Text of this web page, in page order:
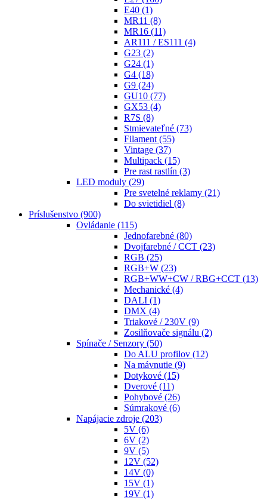
E40 (1)
MR11 (8)
MR16 (11)
AR111 / ES111 (4)
G23 (2)
G24 (1)
G4 (18)
G9 (24)
GU10 (77)
GX53 (4)
R7S (8)
Stmievateľné (73)
Filament (55)
Vintage (37)
Multipack (15)
Pre rast rastlín (3)
LED moduly (29)
Pre svetelné reklamy (21)
Do svietidiel (8)
Príslušenstvo (900)
Ovládanie (115)
Jednofarebné (80)
Dvojfarebné / CCT (23)
RGB (25)
RGB+W (23)
RGB+WW+CW / RBG+CCT (13)
Mechanické (4)
DALI (1)
DMX (4)
Triakové / 230V (9)
Zosilňovače signálu (2)
Spínače / Senzory (50)
Do ALU profilov (12)
Na mávnutie (9)
Dotykové (15)
Dverové (11)
Pohybové (26)
Súmrakové (6)
Napájacie zdroje (203)
5V (6)
6V (2)
9V (5)
12V (52)
14V (0)
15V (1)
19V (1)